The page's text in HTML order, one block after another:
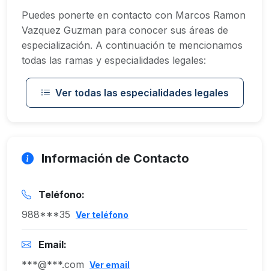
Puedes ponerte en contacto con Marcos Ramon
Vazquez Guzman para conocer sus áreas de
especialización. A continuación te mencionamos
todas las ramas y especialidades legales:
Ver todas las especialidades legales
Información de Contacto
Teléfono:
988***35 Ver teléfono
Email:
***@***.com Ver email